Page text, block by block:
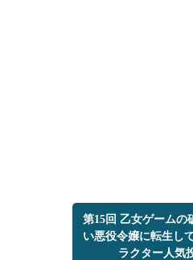
第15回 乙女ゲームの
い悪役令嬢に転生し
ラクター人気